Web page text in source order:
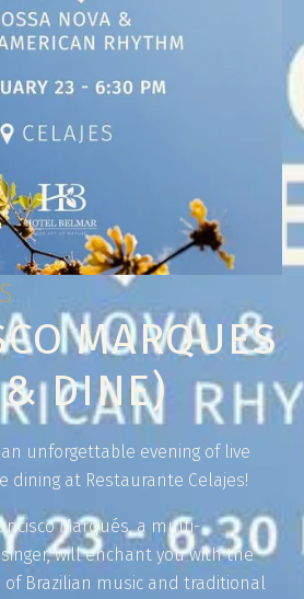
MARQUES
DINE)
unforgettable evening of live
dining at Restaurante Celajes!
Marqués, a multi-
will enchant you with the
Brazilian music and traditional